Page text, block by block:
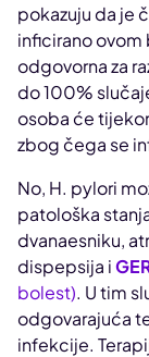
pokazuju da je
inficirano ovom
odgovorna za
do 100%
osoba će
zbog čega se
No, H. pylori
patološka
dvanaesniku,
dispepsija i
bolest). U tim
odgovarajuća
infekcije.